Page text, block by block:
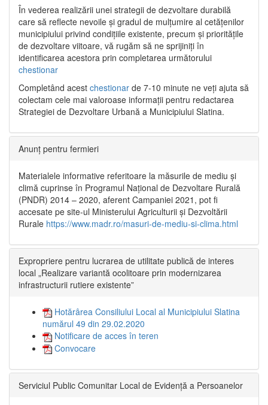
În vederea realizării unei strategii de dezvoltare durabilă
care să reflecte nevoile și gradul de mulțumire al cetățenilor
municipiului privind condițiile existente, precum și prioritățile
de dezvoltare viitoare, vă rugăm să ne sprijiniți în
identificarea acestora prin completarea următorului
chestionar
Completând acest chestionar de 7-10 minute ne veți ajuta să
colectam cele mai valoroase informații pentru redactarea
Strategiei de Dezvoltare Urbană a Municipiului Slatina.
Anunț pentru fermieri
Materialele informative referitoare la măsurile de mediu și
climă cuprinse în Programul Național de Dezvoltare Rurală
(PNDR) 2014 – 2020, aferent Campaniei 2021, pot fi
accesate pe site-ul Ministerului Agriculturii și Dezvoltării
Rurale https://www.madr.ro/masuri-de-mediu-si-clima.html
Expropriere pentru lucrarea de utilitate publică de interes
local „Realizare variantă ocolitoare prin modernizarea
infrastructurii rutiere existente”
Hotărârea Consiliului Local al Municipiului Slatina
numărul 49 din 29.02.2020
Notificare de acces în teren
Convocare
Serviciul Public Comunitar Local de Evidență a Persoanelor